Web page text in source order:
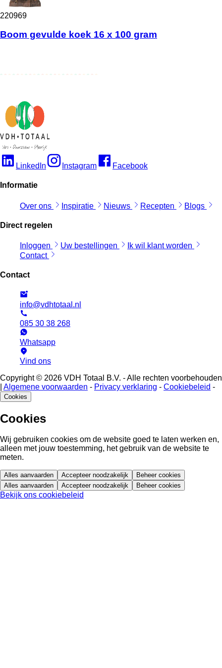
220969
Boom gevulde koek 16 x 100 gram
LinkedIn Instagram Facebook
Informatie
Over ons Inspiratie Nieuws Recepten Blogs
Direct regelen
Inloggen Uw bestellingen
Ik wil klant worden
Contact
Contact
info@vdhtotaal.nl
085 30 38 268
Whatsapp
Vind ons
Copyright © 2026 VDH Totaal B.V. - Alle rechten voorbehouden
Algemene voorwaarden - Privacy verklaring - Cookiebeleid -
Cookies
Cookies
Wij gebruiken cookies om de website goed te laten werken en,
alleen met jouw toestemming, het gebruik van de website te
meten.
Alles aanvaarden Accepteer noodzakelijk
Beheer cookies
Alles aanvaarden
Accepteer noodzakelijk Beheer cookies
Bekijk ons cookiebeleid